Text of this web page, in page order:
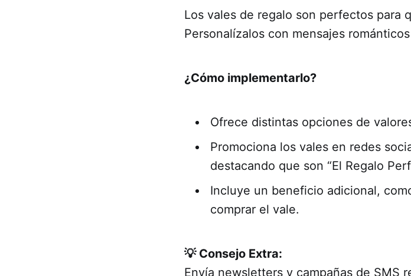
Los vales de regalo son perfectos para
Personalízalos con mensajes
¿Cómo implementarlo?
Ofrece distintas opciones de
Promociona los vales en redes
destacando que son “El Regalo
Incluye un beneficio adicional,
comprar el vale.
💡 Consejo Extra:
Envía newsletters y campañas de SMS